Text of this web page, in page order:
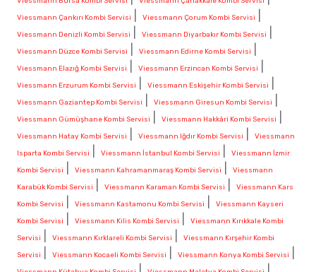
Viessmann Çankırı Kombi Servisi Viessmann Çorum Kombi Servisi
Viessmann Denizli Kombi Servisi Viessmann Diyarbakır Kombi Servisi
Viessmann Düzce Kombi Servisi Viessmann Edirne Kombi Servisi
Viessmann Elazığ Kombi Servisi Viessmann Erzincan Kombi Servisi
Viessmann Erzurum Kombi Servisi Viessmann Eskişehir Kombi Servisi
Viessmann Gaziantep Kombi Servisi Viessmann Giresun Kombi Servisi
Viessmann Gümüşhane Kombi Servisi Viessmann Hakkâri Kombi Servisi
Viessmann Hatay Kombi Servisi Viessmann Iğdır Kombi Servisi
Viessmann
Isparta Kombi Servisi
Viessmann İstanbul Kombi Servisi
Viessmann İzmir
Kombi Servisi
Viessmann Kahramanmaraş Kombi Servisi
Viessmann
Karabük Kombi Servisi
Viessmann Karaman Kombi Servisi
Viessmann Kars
Kombi Servisi
Viessmann Kastamonu Kombi Servisi
Viessmann Kayseri
Kombi Servisi
Viessmann Kilis Kombi Servisi
Viessmann Kırıkkale Kombi
Servisi
Viessmann Kırklareli Kombi Servisi
Viessmann Kırşehir Kombi
Servisi
Viessmann Kocaeli Kombi Servisi Viessmann Konya Kombi Servisi